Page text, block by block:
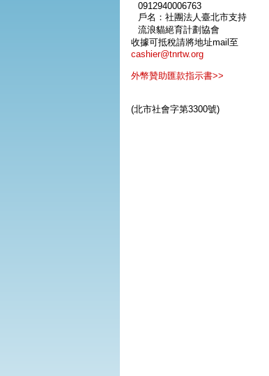
0912940006763
戶名：社團法人臺北市支持
流浪貓絕育計劃協會
收據可抵稅請將地址mail至
cashier@tnrtw.org
外幣贊助匯款指示書>>
(北市社會字第3300號)